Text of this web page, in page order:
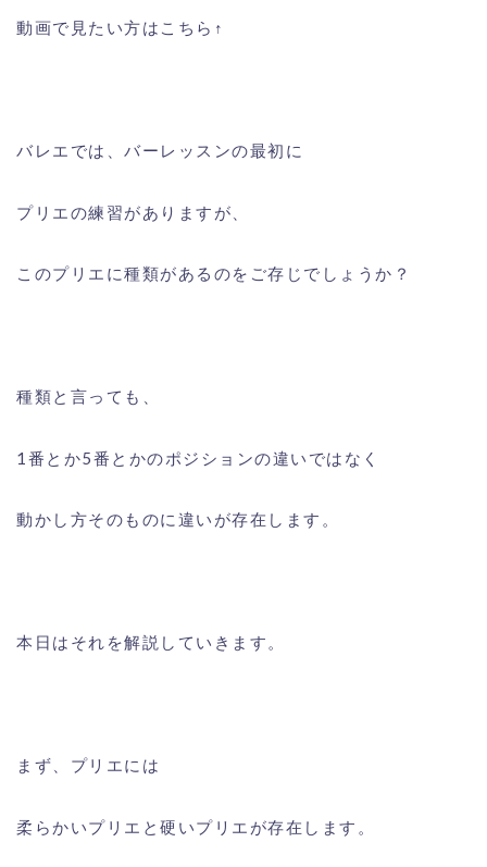
動画で見たい方はこちら↑
バレエでは、バーレッスンの最初に
プリエの練習がありますが、
このプリエに種類があるのをご存じでしょうか？
種類と言っても、
1番とか5番とかのポジションの違いではなく
動かし方そのものに違いが存在します。
本日はそれを解説していきます。
まず、プリエには
柔らかいプリエと硬いプリエが存在します。